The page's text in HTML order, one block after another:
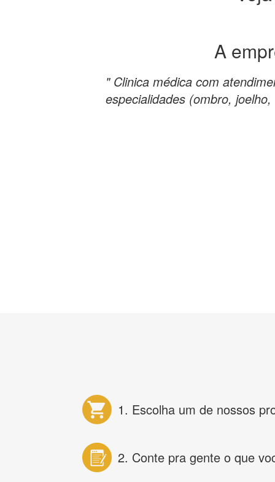
A
" Clinica médica com
especialidades (ombro,
1. Escolha um de nossos
2. Conte pra gente o que